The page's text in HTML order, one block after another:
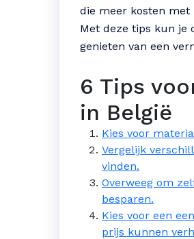
die meer kosten met
Met deze tips kun je
genieten van een
6 Tips
in België
Kies voor
Vergelijk
vinden.
Overweeg om
besparen.
Kies voor een
prijs kunnen